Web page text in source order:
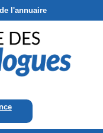
l'annuaire